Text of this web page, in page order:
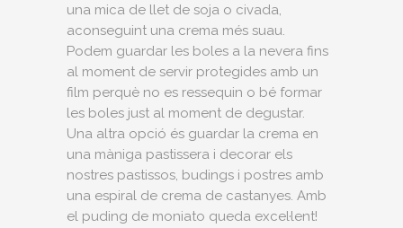
una mica de llet de soja o civada,
aconseguint una crema més suau.
Podem guardar les boles a la nevera fins
al moment de servir protegides amb un
film perquè no es ressequin o bé formar
les boles just al moment de degustar.
Una altra opció és guardar la crema en
una màniga pastissera i decorar els
nostres pastissos, budings i postres amb
una espiral de crema de castanyes. Amb
el puding de moniato queda excel·lent!